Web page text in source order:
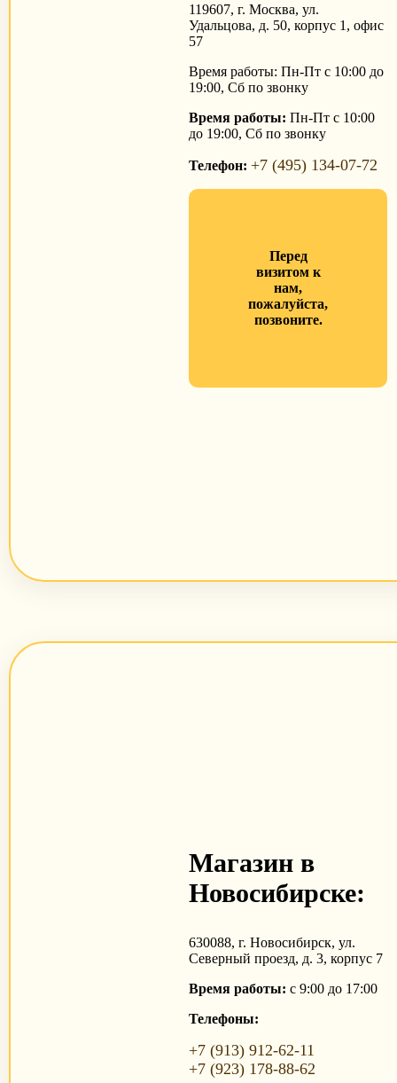
119607, г. Москва, ул.
Удальцова, д. 50, корпус 1, офис
57
Время работы: Пн-Пт с 10:00 до
19:00, Сб по звонку
Время работы: Пн-Пт с 10:00
до 19:00, Сб по звонку
Телефон: +7 (495) 134-07-72
Перед
визитом к
нам,
пожалуйста,
позвоните.
Магазин в
Новосибирске:
630088, г. Новосибирск, ул.
Северный проезд, д. 3, корпус 7
Время работы: с 9:00 до 17:00
Телефоны:
+7 (913) 912-62-11
+7 (923) 178-88-62